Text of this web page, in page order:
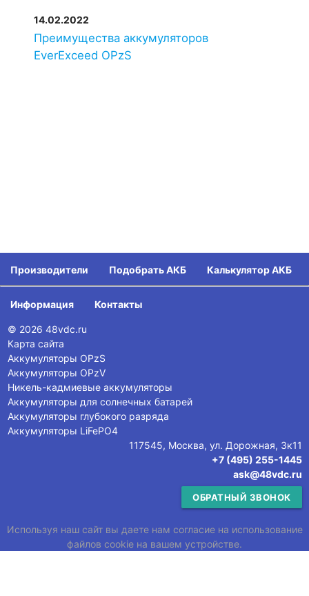
14.02.2022
Преимущества аккумуляторов
EverExceed OPzS
Производители Подобрать АКБ Калькулятор АКБ
Информация Контакты
© 2026 48vdc.ru
Карта сайта
Аккумуляторы OPzS
Аккумуляторы OPzV
Никель-кадмиевые аккумуляторы
Аккумуляторы для солнечных батарей
Аккумуляторы глубокого разряда
Аккумуляторы LiFePO4
117545, Москва, ул. Дорожная, 3к11
+7 (495) 255-1445
ask@48vdc.ru
ОБРАТНЫЙ ЗВОНОК
Используя наш сайт вы даете нам согласие на использование
файлов cookie на вашем устройстве.